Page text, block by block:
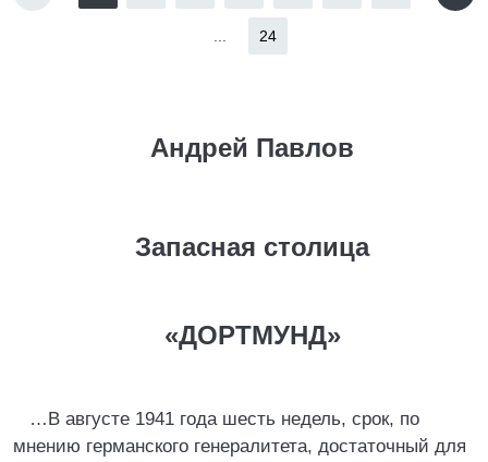
24
Андрей Павлов
Запасная столица
«ДОРТМУНД»
…В августе 1941 года шесть недель, срок, по
мнению германского генералитета, достаточный для